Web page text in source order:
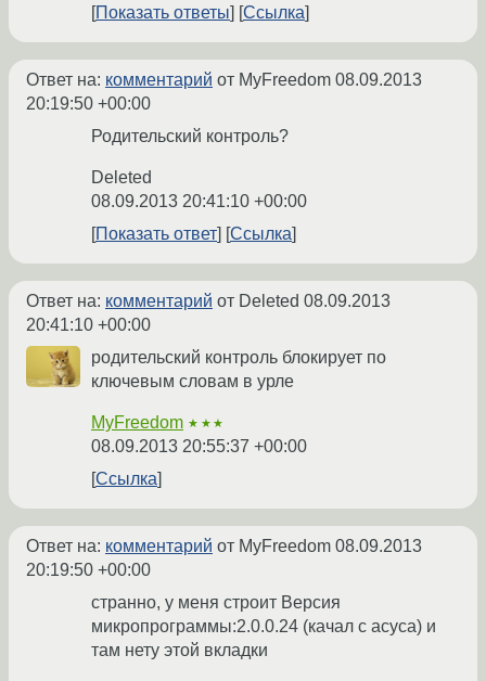
Показать ответы Ссылка
Ответ на: комментарий от MyFreedom 08.09.2013
20:19:50 +00:00
Родительский контроль?
Deleted
08.09.2013 20:41:10 +00:00
Показать ответ
Ссылка
Ответ на: комментарий от Deleted 08.09.2013
20:41:10 +00:00
родительский контроль блокирует по
ключевым словам в урле
MyFreedom ★★★
08.09.2013 20:55:37 +00:00
Ссылка
Ответ на: комментарий от MyFreedom 08.09.2013
20:19:50 +00:00
странно, у меня строит Версия
микропрограммы:2.0.0.24 (качал с асуса) и
там нету этой вкладки